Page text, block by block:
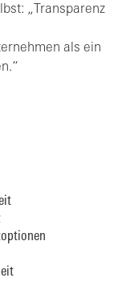
„Transparenz
als ein